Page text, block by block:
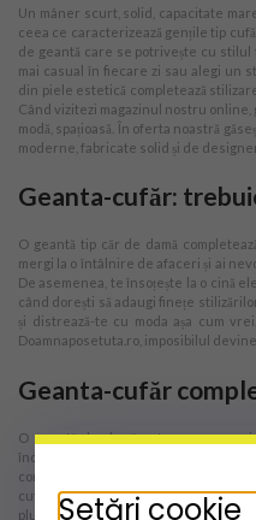
Un mâner scurt, solid, capacitate
ceea ce caracterizează gențile tip
de geantă care se potrivește cu
mai casual în fiecare zi sau alegi un
din piele estetică completează
Când vizitezi magazinul nostru
modă, spațioasă. În oferta noastră
moderne, fabricate solid și de
Geanta-cufăr:
O geantă tip căr de damă
mergi la o întâlnire de afaceri și ai
De asemenea, te însoțește la o cină
când dorești să adaugi finețe
și distrează-te cu moda așa cum
Doamnaposetuta.ro, imposibilul
Geanta-cufăr
O geantă de damă este un
încape tot ce ai nevoie. Îți oferim genți
completări ieftine care devin parte
cufăr nu ies niciodată din modă,
plus, se potrivesc atât stilului
Setări cookie